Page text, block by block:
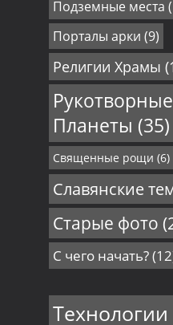
Подземные места
Порталы арки (9)
Религии Храмы
Планеты (35)
Священные рощи (6)
Славянские
Старые фото
С чего начать?